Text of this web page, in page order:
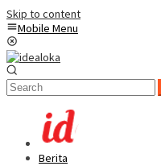
Skip to content
Mobile Menu
Berita